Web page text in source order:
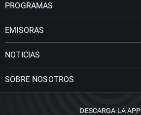
PROGRAMAS
EMISORAS
NOTICIAS
SOBRE NOSOTROS
DESCARGA LA APP